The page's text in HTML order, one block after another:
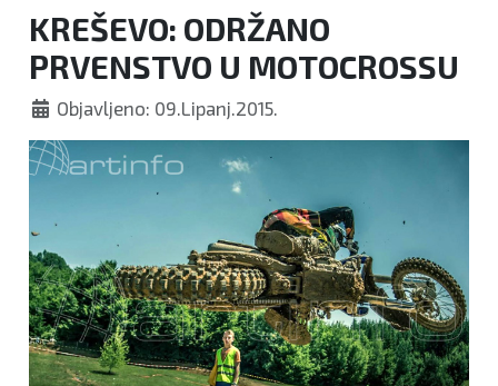
KREŠEVO: ODRŽANO
PRVENSTVO U MOTOCROSSU
Objavljeno: 09.Lipanj.2015.